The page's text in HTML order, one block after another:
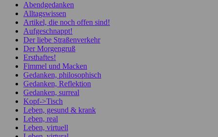
Abendgedanken
Alltagswissen
Artikel, die noch offen sind!
Aufgeschnappt!
Der liebe Straßenverkehr
Der Morgengruß
Ersthaftes!
Fimmel und Macken
Gedanken, philosophisch
Gedanken, Reflektion
Gedanken, surreal
Kopf->Tisch
Leben, gesund & krank
Leben, real
Leben, virtuell